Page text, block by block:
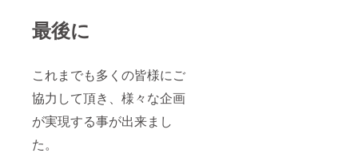
最後に
これまでも多くの皆様にご
協力して頂き、様々な企画
が実現する事が出来まし
た。